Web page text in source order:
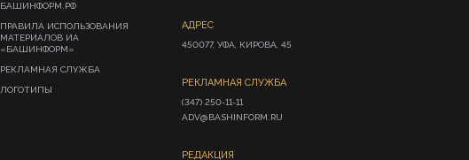
БАШИНФОРМ.РФ
ПРАВИЛА ИСПОЛЬЗОВАНИЯ
МАТЕРИАЛОВ ИА
«БАШИНФОРМ»
РЕКЛАМНАЯ СЛУЖБА
ЛОГОТИПЫ
АДРЕС
450077, УФА, КИРОВА, 45
РЕКЛАМНАЯ СЛУЖБА
(347) 250-11-11
ADV@BASHINFORM.RU
РЕДАКЦИЯ